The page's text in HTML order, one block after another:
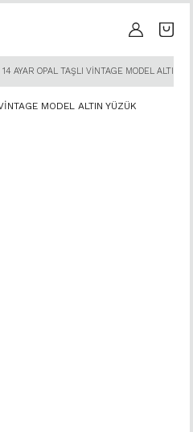
14 AYAR OPAL TAŞLI VİNTAGE MODEL ALTIN